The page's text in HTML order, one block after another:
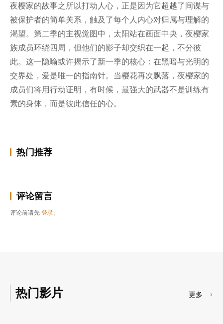
夜樱家的故事之所以打动人心，正是因为它超越了间谍与
被保护者的简单关系，触及了每个人内心对归属与理解的
渴望。第二季的主视觉图中，太阳站在画面中央，夜樱家
族成员环绕四周，但他们的影子却交织在一起，不分彼
此。这一隐喻或许揭示了新一季的核心：在黑暗与光明的
交界处，爱是唯一的指南针。当樱花再次飘落，夜樱家的
成员们将用行动证明，有时候，最强大的武器不是训练有
素的身体，而是彼此信任的心。
热门推荐
评论留言
评论前请先 登录。
热门影片 更多